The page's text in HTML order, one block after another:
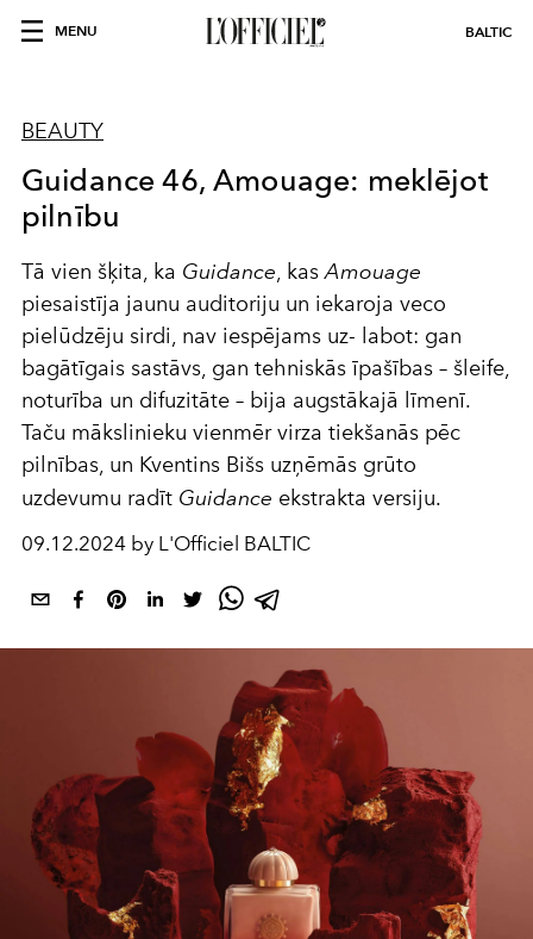
MENU BALTIC
BEAUTY
Guidance 46, Amouage: meklējot
pilnību
Tā vien šķita, ka Guidance, kasAmouage
piesaistīja jaunu auditoriju un iekaroja veco
pielūdzēju sirdi, nav iespējams uz- labot: gan
bagātīgais sastāvs, gan tehniskās īpašības – šleife,
noturība un difuzitāte – bija augstākajā līmenī.
Taču mākslinieku vienmēr virza tiekšanās pēc
pilnības, un Kventins Bišs uzņēmās grūto
uzdevumu radīt Guidance ekstrakta versiju.
09.12.2024 by L'Officiel BALTIC